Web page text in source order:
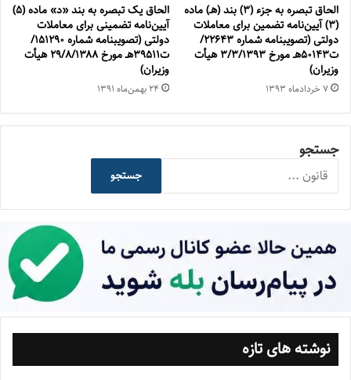
الحاق تبصره به جزء (۳) بند (هـ) ماده
(۳) آیین‌نامه تضمین برای معاملات
دولتی (تصویبنامه شماره ۲۲۶۴۳/
ت۵۰۱۴۳هـ مورخ ۳/۳/۱۳۹۳ هیأت
وزیران)
۷ خرداد‌ماه ۱۳۹۳
الحاق یک تبصره به بند «د» ماده (۵)
آیین‌نامه تضمینی برای معاملات
دولتی (تصويبنامه شماره ۱۵۱۲۹۰/
ت۳۹۵۱۱هـ مورخ ۲۹/۸/۱۳۸۸ هيأت
وزيران)
۲۴ بهمن‌ماه ۱۳۹۱
جستجو
جستجو
نوشته های تازه